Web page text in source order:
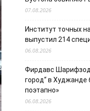
07.08.2026
Институт точных
выпустил 214
06.08.2026
Фирдавс
город“ в Худжанде
поэтапно»
06.08.2026